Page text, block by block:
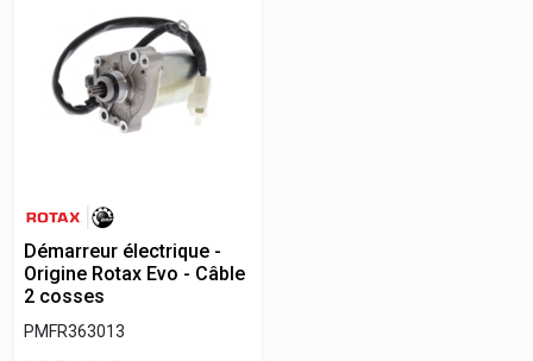
Démarreur électrique -
Origine Rotax Evo - Câble
2 cosses
PMFR363013